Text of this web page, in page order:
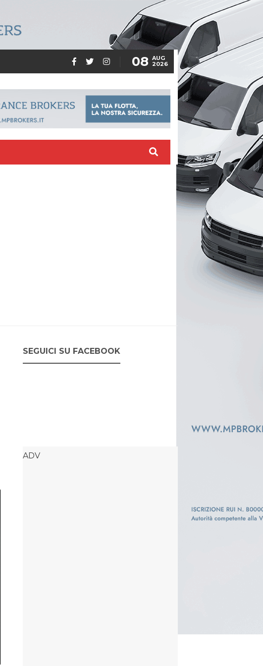
08 AUG
2026
SEGUICI SU FACEBOOK